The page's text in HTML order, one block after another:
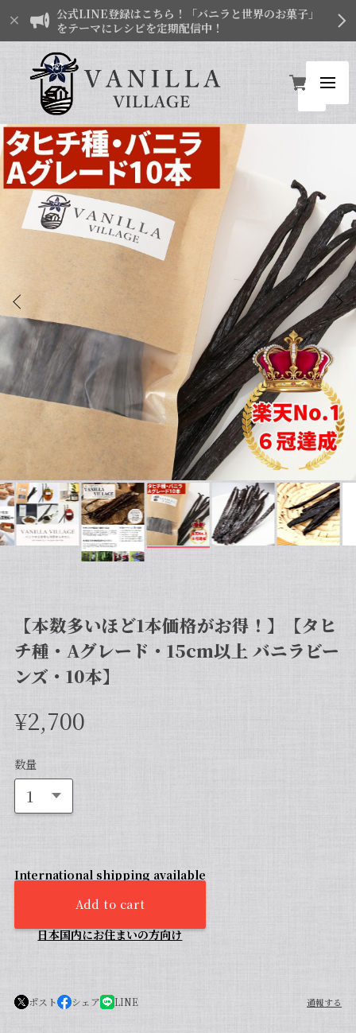
公式LINE登録はこちら！「バニラと世界のお菓子」
をテーマにレシピを定期配信中！
【本数多いほど1本価格がお得！】【タヒ
チ種・Aグレード・15cm以上 バニラビー
ンズ・10本】
¥2,700
数量
International shipping available
Add to cart
日本国内にお住まいの方向け
ポスト シェア LINE 通報する